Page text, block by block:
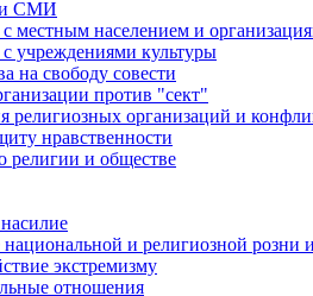
и СМИ
местным населением и
учреждениями культуры
на свободу совести
против "сект"
религиозных организаций и
нравственности
религии и обществе
национальной и религиозной
экстремизму
отношения